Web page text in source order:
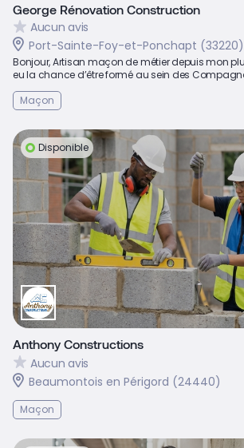
George Rénovation Construction
Aucun avis
Port-Sainte-Foy-et-Ponchapt (33220)
Bonjour, Artisan maçon de métier depuis mon
eu la chance d’être formé au sein des
Maçon
Disponible
Anthony Constructions
Aucun avis
Beaumontois en Périgord (24440)
Maçon